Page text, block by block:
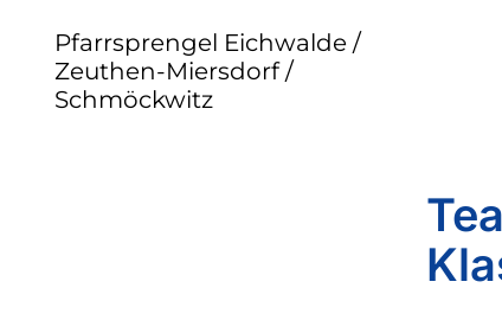
Pfarrsprengel Eichwalde /
Zeuthen-Miersdorf /
Schmöckwitz